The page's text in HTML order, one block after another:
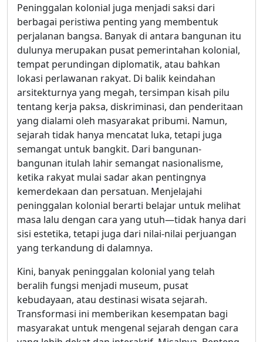
Peninggalan kolonial juga menjadi saksi dari
berbagai peristiwa penting yang membentuk
perjalanan bangsa. Banyak di antara bangunan itu
dulunya merupakan pusat pemerintahan kolonial,
tempat perundingan diplomatik, atau bahkan
lokasi perlawanan rakyat. Di balik keindahan
arsitekturnya yang megah, tersimpan kisah pilu
tentang kerja paksa, diskriminasi, dan penderitaan
yang dialami oleh masyarakat pribumi. Namun,
sejarah tidak hanya mencatat luka, tetapi juga
semangat untuk bangkit. Dari bangunan-
bangunan itulah lahir semangat nasionalisme,
ketika rakyat mulai sadar akan pentingnya
kemerdekaan dan persatuan. Menjelajahi
peninggalan kolonial berarti belajar untuk melihat
masa lalu dengan cara yang utuh—tidak hanya dari
sisi estetika, tetapi juga dari nilai-nilai perjuangan
yang terkandung di dalamnya.
Kini, banyak peninggalan kolonial yang telah
beralih fungsi menjadi museum, pusat
kebudayaan, atau destinasi wisata sejarah.
Transformasi ini memberikan kesempatan bagi
masyarakat untuk mengenal sejarah dengan cara